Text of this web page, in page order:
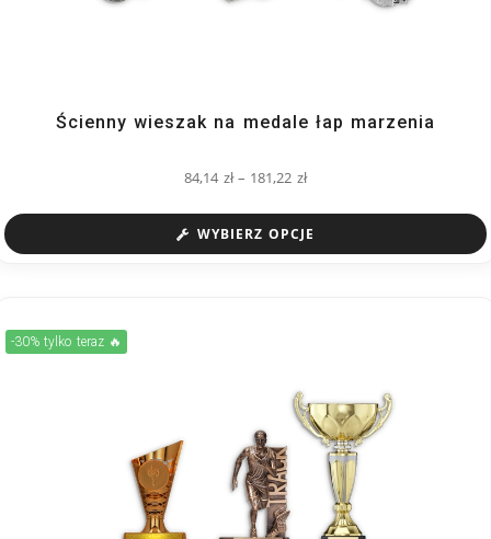
Ścienny wieszak na medale łap marzenia
84,14 zł – 181,22 zł
WYBIERZ OPCJE
-30% tylko teraz 🔥